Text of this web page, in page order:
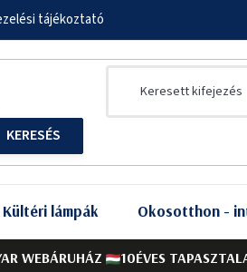
WEBÁRUHÁZ 10ÉVES
tájékoztató
Kültéri lámpák Okosotthon -